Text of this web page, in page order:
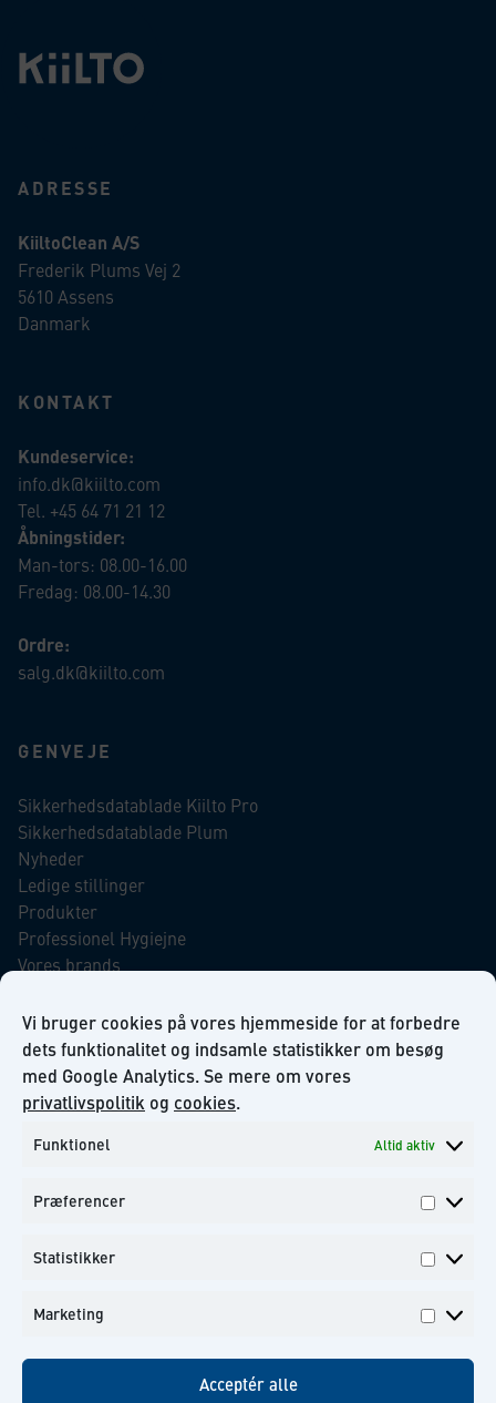
Vi bruger cookies på vores hjemmeside for at forbedre
dets funktionalitet og indsamle statistikker om besøg
med Google Analytics. Se mere om vores
privatlivspolitik og cookies.
Funktionel Altid aktiv
Præferencer
Statistikker
Marketing
Acceptér alle
ADRESSE
KiiltoClean A/S
Frederik Plums Vej 2
5610 Assens
Danmark
KONTAKT
Kundeservice:
info.dk@kiilto.com
Tel. +45 64 71 21 12
Åbningstider:
Man-tors: 08.00-16.00
Fredag: 08.00-14.30
Ordre:
salg.dk@kiilto.com
GENVEJE
Sikkerhedsdatablade Kiilto Pro
Sikkerhedsdatablade Plum
Nyheder
Ledige stillinger
Produkter
Professionel Hygiejne
Vores brands
Our Promise to the Environment
INFORMATION
Om KiiltoClean A/S
Kontakt